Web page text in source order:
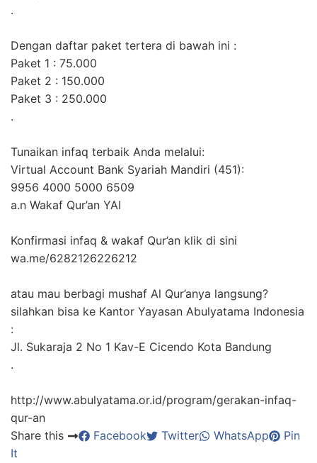
.
Dengan daftar paket tertera di bawah ini :
Paket 1 : 75.000
Paket 2 : 150.000
Paket 3 : 250.000
.
Tunaikan infaq terbaik Anda melalui:
Virtual Account Bank Syariah Mandiri (451):
9956 4000 5000 6509
a.n Wakaf Qur’an YAI
Konfirmasi infaq & wakaf Qur’an klik di sini
wa.me/6282126226212
atau mau berbagi mushaf Al Qur’anya langsung?
silahkan bisa ke Kantor Yayasan Abulyatama Indonesia
:
Jl. Sukaraja 2 No 1 Kav-E Cicendo Kota Bandung
.
http://www.abulyatama.or.id/program/gerakan-infaq-
qur-an
Share this
Facebook Twitter WhatsApp
Pin
It